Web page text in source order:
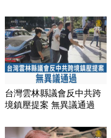
台灣雲林縣議會反中共跨
境鎮壓提案 無異議通過